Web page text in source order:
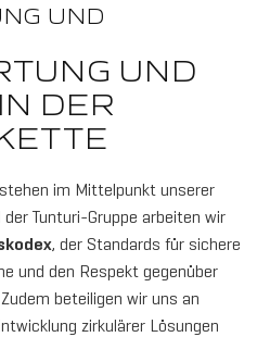
UND
UND
DER
im Mittelpunkt unserer
Tunturi-Gruppe arbeiten wir
, der Standards für sichere
und den Respekt gegenüber
beteiligen wir uns an
zirkulärer Lösungen